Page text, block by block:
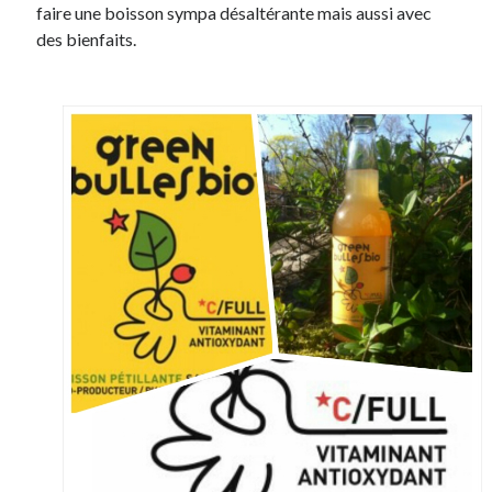
faire une boisson sympa désaltérante mais aussi avec
des bienfaits.